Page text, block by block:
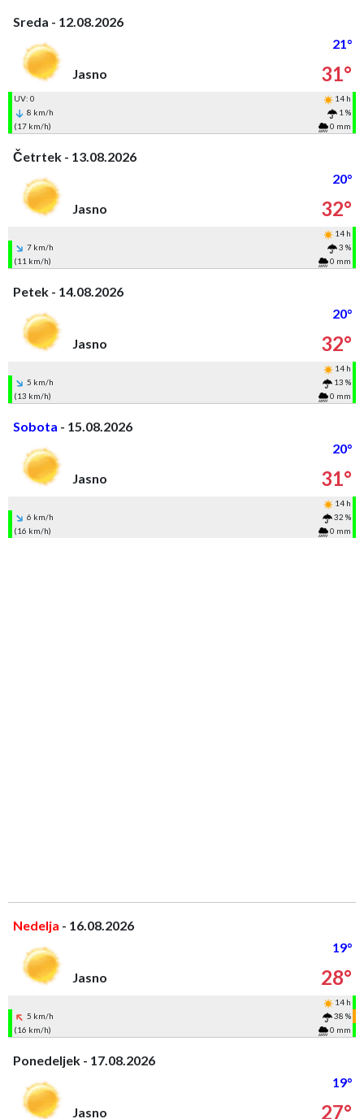
Sreda - 12.08.2026
21°
Jasno
31°
UV: 0
14 h
8 km/h
1 %
(17 km/h)
0 mm
Četrtek - 13.08.2026
20°
Jasno
32°
14 h
7 km/h
3 %
(11 km/h)
0 mm
Petek - 14.08.2026
20°
Jasno
32°
14 h
5 km/h
13 %
(13 km/h)
0 mm
Sobota - 15.08.2026
20°
Jasno
31°
14 h
6 km/h
32 %
(16 km/h)
0 mm
Nedelja - 16.08.2026
19°
Jasno
28°
14 h
5 km/h
38 %
(16 km/h)
0 mm
Ponedeljek - 17.08.2026
19°
Jasno
27°